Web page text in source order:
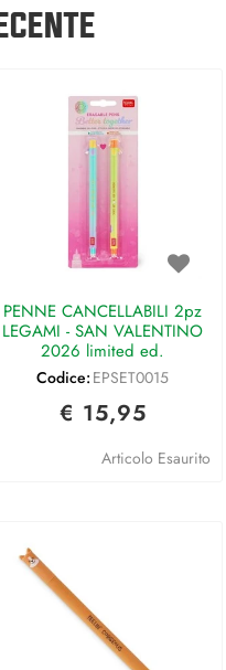
PENNE CANCELLABILI 2pz
LEGAMI - SAN VALENTINO
2026 limited ed.
Codice: EPSET0015
€ 15,95
Articolo Esaurito